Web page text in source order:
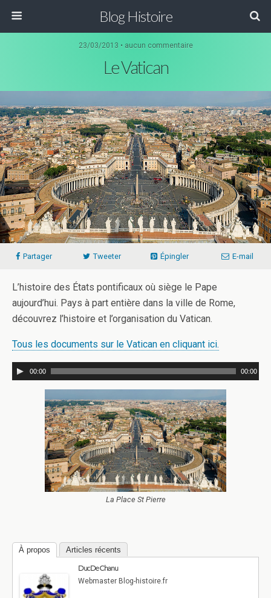
Blog Histoire
23/03/2013 • aucun commentaire
Le Vatican
Partager Tweeter Épingler E-mail
L’histoire des États pontificaux où siège le Pape
aujourd’hui. Pays à part entière dans la ville de Rome,
découvrez l’histoire et l’organisation du Vatican.
Tous les documents sur le Vatican en cliquant ici.
00:00 00:00
La Place St Pierre
À propos
Articles récents
Duc De Chanu
Webmaster Blog-histoire.fr